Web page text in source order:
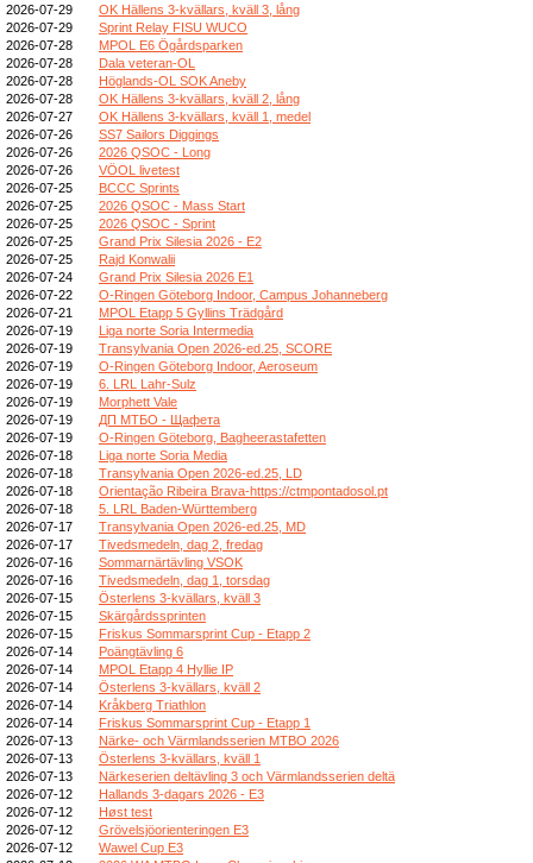
2026-07-29
OK Hällens 3-kvällars, kväll 3, lång
2026-07-29
Sprint Relay FISU WUCO
2026-07-28
MPOL E6 Ögårdsparken
2026-07-28
Dala veteran-OL
2026-07-28
Höglands-OL SOK Aneby
2026-07-28
OK Hällens 3-kvällars, kväll 2, lång
2026-07-27
OK Hällens 3-kvällars, kväll 1, medel
2026-07-26
SS7 Sailors Diggings
2026-07-26
2026 QSOC - Long
2026-07-26
VÖOL livetest
2026-07-25
BCCC Sprints
2026-07-25
2026 QSOC - Mass Start
2026-07-25
2026 QSOC - Sprint
2026-07-25
Grand Prix Silesia 2026 - E2
2026-07-25
Rajd Konwalii
2026-07-24
Grand Prix Silesia 2026 E1
2026-07-22
O-Ringen Göteborg Indoor, Campus Johanneberg
2026-07-21
MPOL Etapp 5 Gyllins Trädgård
2026-07-19
Liga norte Soria Intermedia
2026-07-19
Transylvania Open 2026-ed.25, SCORE
2026-07-19
O-Ringen Göteborg Indoor, Aeroseum
2026-07-19
6. LRL Lahr-Sulz
2026-07-19
Morphett Vale
2026-07-19
ДП МТБО - Щафета
2026-07-19
O-Ringen Göteborg, Bagheerastafetten
2026-07-18
Liga norte Soria Media
2026-07-18
Transylvania Open 2026-ed.25, LD
2026-07-18
Orientação Ribeira Brava-https://ctmpontadosol.pt
2026-07-18
5. LRL Baden-Württemberg
2026-07-17
Transylvania Open 2026-ed.25, MD
2026-07-17
Tivedsmedeln, dag 2, fredag
2026-07-16
Sommarnärtävling VSOK
2026-07-16
Tivedsmedeln, dag 1, torsdag
2026-07-15
Österlens 3-kvällars, kväll 3
2026-07-15
Skärgårdssprinten
2026-07-15
Friskus Sommarsprint Cup - Etapp 2
2026-07-14
Poängtävling 6
2026-07-14
MPOL Etapp 4 Hyllie IP
2026-07-14
Österlens 3-kvällars, kväll 2
2026-07-14
Kråkberg Triathlon
2026-07-14
Friskus Sommarsprint Cup - Etapp 1
2026-07-13
Närke- och Värmlandsserien MTBO 2026
2026-07-13
Österlens 3-kvällars, kväll 1
2026-07-13
Närkeserien deltävling 3 och Värmlandsserien deltä
2026-07-12
Hallands 3-dagars 2026 - E3
2026-07-12
Høst test
2026-07-12
Grövelsjöorienteringen E3
2026-07-12
Wawel Cup E3